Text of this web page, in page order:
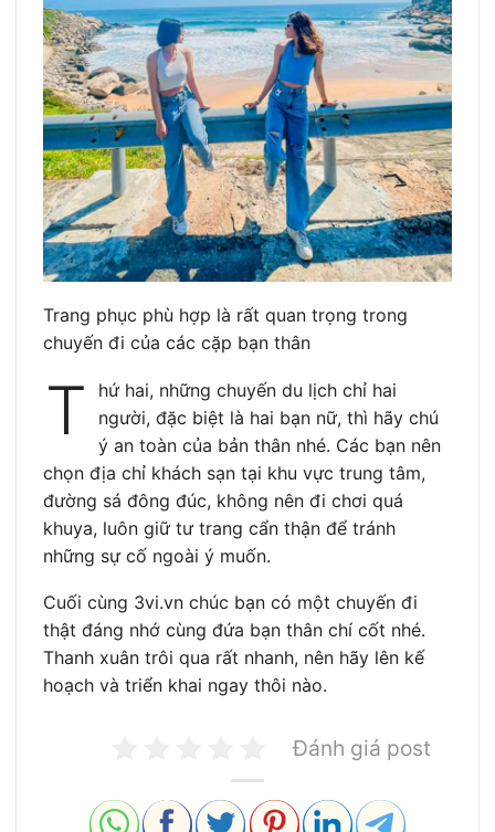
Trang phục phù hợp là rất quan trọng trong
chuyến đi của các cặp bạn thân
T
hứ hai, những chuyến du lịch chỉ hai
người, đặc biệt là hai bạn nữ, thì hãy chú
ý an toàn của bản thân nhé. Các bạn nên
chọn địa chỉ khách sạn tại khu vực trung tâm,
đường sá đông đúc, không nên đi chơi quá
khuya, luôn giữ tư trang cẩn thận để tránh
những sự cố ngoài ý muốn.
Cuối cùng 3vi.vn chúc bạn có một chuyến đi
thật đáng nhớ cùng đứa bạn thân chí cốt nhé.
Thanh xuân trôi qua rất nhanh, nên hãy lên kế
hoạch và triển khai ngay thôi nào.
Đánh giá post